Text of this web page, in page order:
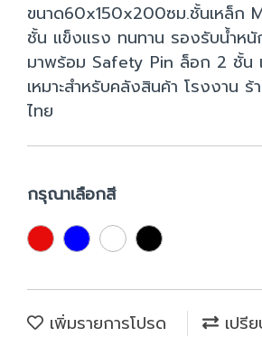
ขนาด60x150x200ซม.ชั้นเหล็ก
ชั้น แข็งแรง ทนทาน รองรับน้ำห
มาพร้อม Safety Pin ล็อก 2 ชั้น
เหมาะสำหรับคลังสินค้า โรงงาน
ไทย
กรุณาเลือกสี
เพิ่มรายการโปรด
เปรี